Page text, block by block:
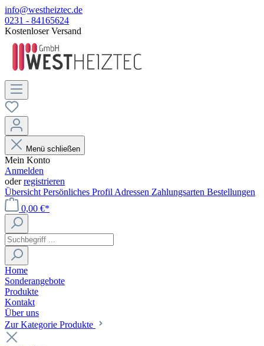
info@westheiztec.de
0231 - 84165624
Kostenloser Versand
Menü schließen
Mein Konto
Anmelden
oderregistrieren
Übersicht Persönliches Profil Adressen Zahlungsarten Bestellungen
0,00 €*
Home
Sonderangebote
Produkte
Kontakt
Über uns
Zur Kategorie Produkte